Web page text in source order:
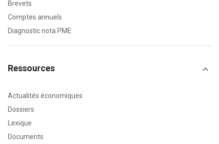
Brevets
Comptes annuels
Diagnostic nota PME
Ressources
Actualités économiques
Dossiers
Lexique
Documents